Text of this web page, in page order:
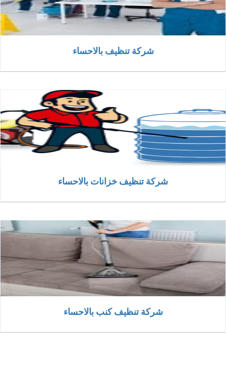
شركة تنظيف بالاحساء
شركة تنظيف خزانات بالاحساء
شركة تنظيف كنب بالاحساء